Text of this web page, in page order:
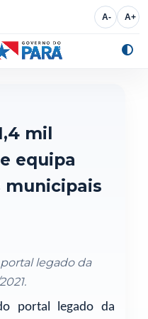
A- A+
mil
equipa
municipais
legado da
portal legado da